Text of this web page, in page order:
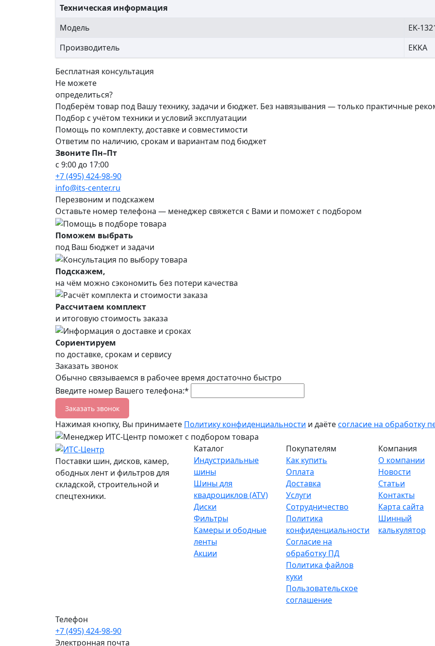
Техническая информация
Модель
EK-
Производитель
EKKA
Бесплатная консультация
Не можете
определиться?
Подберём товар под Вашу технику, задачи и бюджет. Без навязывания — только практичные
Подбор с учётом техники и условий эксплуатации
Помощь по комплекту, доставке и совместимости
Ответим по наличию, срокам и вариантам под бюджет
Звоните Пн–Пт
с 9:00 до 17:00
+7 (495) 424-98-90
info@its-center.ru
Перезвоним и подскажем
Оставьте номер телефона — менеджер свяжется с Вами и поможет с подбором
Поможем выбрать
под Ваш бюджет и задачи
Подскажем,
на чём можно сэкономить без потери качества
Рассчитаем комплект
и итоговую стоимость заказа
Сориентируем
по доставке, срокам и сервису
Заказать звонок
Обычно связываемся в рабочее время достаточно быстро
Введите номер Вашего телефона:*
Заказать звонок
Нажимая кнопку, Вы принимаете Политику конфиденциальности и даётесогласие на обработку
Поставки шин, дисков, камер,
ободных лент и фильтров для
складской, строительной и
спецтехники.
Каталог
Индустриальные
шины
Шины для
квадроциклов (ATV)
Диски
Фильтры
Камеры и ободные
ленты
Акции
Покупателям
Как купить
Оплата
Доставка
Услуги
Сотрудничество
Политика
конфиденциальности
Согласие на
обработку ПД
Политика файлов
куки
Пользовательское
соглашение
Компания
О компании
Новости
Статьи
Контакты
Карта сайта
Шинный
калькулятор
Телефон
+7 (495) 424-98-90
Электронная почта